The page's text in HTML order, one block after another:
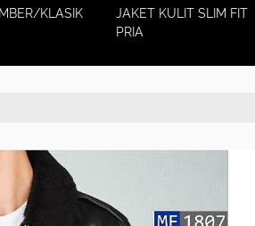
KLASIK
JAKET KULIT SLIM FIT
PRIA